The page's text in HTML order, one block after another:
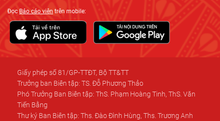
ĐọcBáo cáo viên trên mobile:
Giấy phép số 81/GP-TTĐT, Bộ TT&TT
Trưởng ban Biên tập: TS. Đỗ Phương Thảo
Phó Trưởng Ban Biên tập: ThS. Phạm Hoàng Tinh, ThS. Văn
Tiến Bằng
Thư ký Ban Biên tập: Ths. Đào Đình Hùng, Ths. Trương Anh